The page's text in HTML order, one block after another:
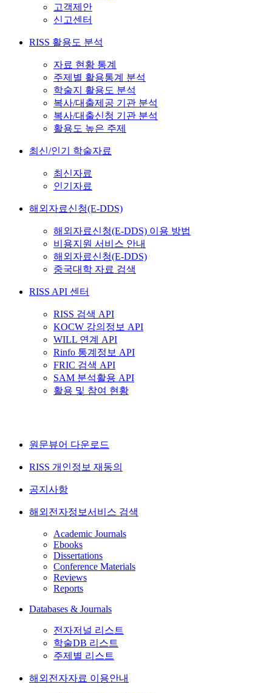
고객제안
신고센터
RISS 활용도 분석
자료 현황 통계
주제별 활용통계 분석
학술지 활용도 분석
복사/대출제공 기관 분석
복사/대출신청 기관 분석
활용도 높은 주제
최신/인기 학술자료
최신자료
인기자료
해외자료신청(E-DDS)
해외자료신청(E-DDS) 이용 방법
비용지원 서비스 안내
해외자료신청(E-DDS)
중국대학 자료 검색
RISS API 센터
RISS 검색 API
KOCW 강의정보 API
WILL 연계 API
Rinfo 통계정보 API
FRIC 검색 API
SAM 분석활용 API
활용 및 참여 현황
원문뷰어 다운로드
RISS 개인정보 재동의
공지사항
해외전자정보서비스 검색
Academic Journals
Ebooks
Dissertations
Conference Materials
Reviews
Reports
Databases & Journals
전자저널 리스트
학술DB 리스트
주제별 리스트
해외전자자료 이용안내